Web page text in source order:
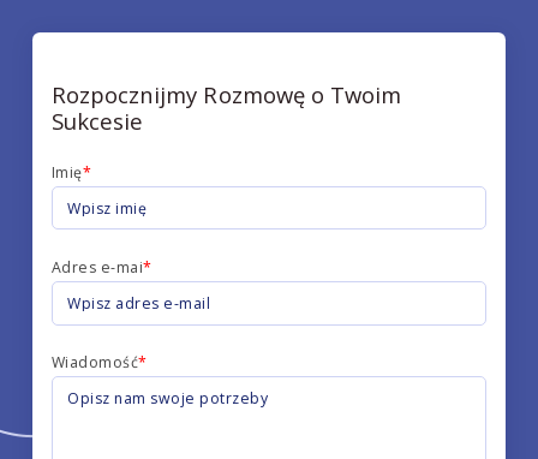
Rozpocznijmy Rozmowę o Twoim
Sukcesie
Imię*
Adres e-mai*
Wiadomość*